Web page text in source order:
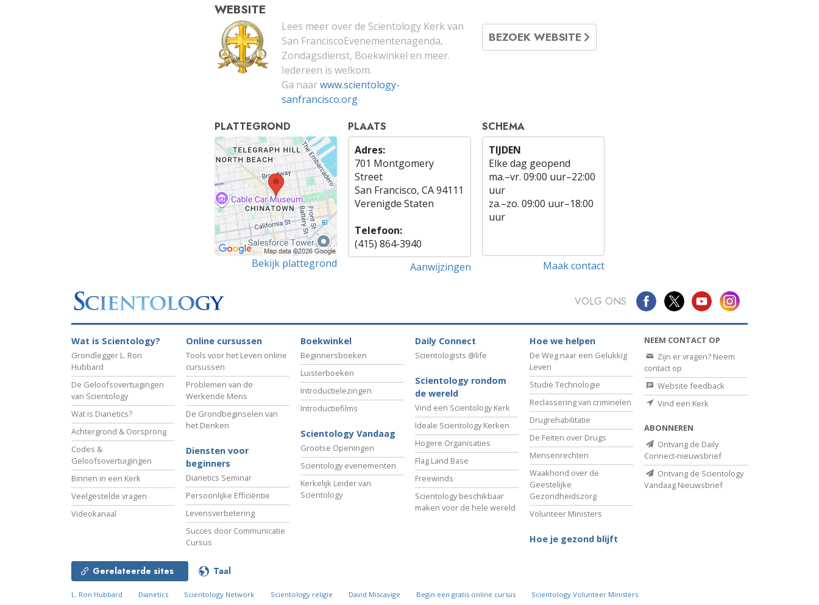
WEBSITE
Lees meer over de Scientology Kerk van
San FranciscoEvenementenagenda,
Zondagsdienst, Boekwinkel en meer.
Iedereen is welkom.
Ga naarwww.scientology-
sanfrancisco.org
BEZOEK WEBSITE
PLATTEGROND
Bekijk plattegrond
PLAATS
Adres:
701 Montgomery
Street
San Francisco, CA 94111
Verenigde Staten
Telefoon:
(415) 864-3940
Aanwijzingen
SCHEMA
TIJDEN
Elke dag geopend
ma.–vr. 09:00 uur–22:00
uur
za.–zo. 09:00 uur–18:00
uur
Maak contact
VOLG ONS
Wat is Scientology?
Grondlegger L. Ron
Hubbard
De Geloofsovertuigingen
van Scientology
Wat is Dianetics?
Achtergrond & Oorsprong
Codes &
Geloofsovertuigingen
Binnen in een Kerk
Veelgestelde vragen
Videokanaal
Online cursussen
Tools voor het Leven online
cursussen
Problemen van de
Werkende Mens
De Grondbeginselen van
het Denken
Diensten voor
beginners
Dianetics Seminar
Persoonlijke Efficiëntie
Levensverbetering
Succes door Communicatie
Cursus
Boekwinkel
Beginnersboeken
Luisterboeken
Introductielezingen
Introductiefilms
Scientology Vandaag
Grootse Openingen
Scientology evenementen
Kerkelijk Leider van
Scientology
Daily Connect
Scientologists @life
Scientology rondom
de wereld
Vind een Scientology Kerk
Ideale Scientology Kerken
Hogere Organisaties
Flag Land Base
Freewinds
Scientology beschikbaar
maken voor de hele wereld
Hoe we helpen
De Weg naar een Gelukkig
Leven
Studie Technologie
Reclassering van criminelen
Drugrehabilitatie
De Feiten over Drugs
Mensenrechten
Waakhond over de
Geestelijke
Gezondheidszorg
Volunteer Ministers
Hoe je gezond blijft
NEEM CONTACT OP
Zijn er vragen? Neem
contact op
Website feedback
Vind een Kerk
ABONNEREN
Ontvang de Daily
Connect-nieuwsbrief
Ontvang de Scientology
Vandaag Nieuwsbrief
Gerelateerde sites Taal
L. Ron Hubbard Dianetics Scientology Network Scientology religie David Miscavige Begin een gratis online cursus
Scientology Volunteer Ministers